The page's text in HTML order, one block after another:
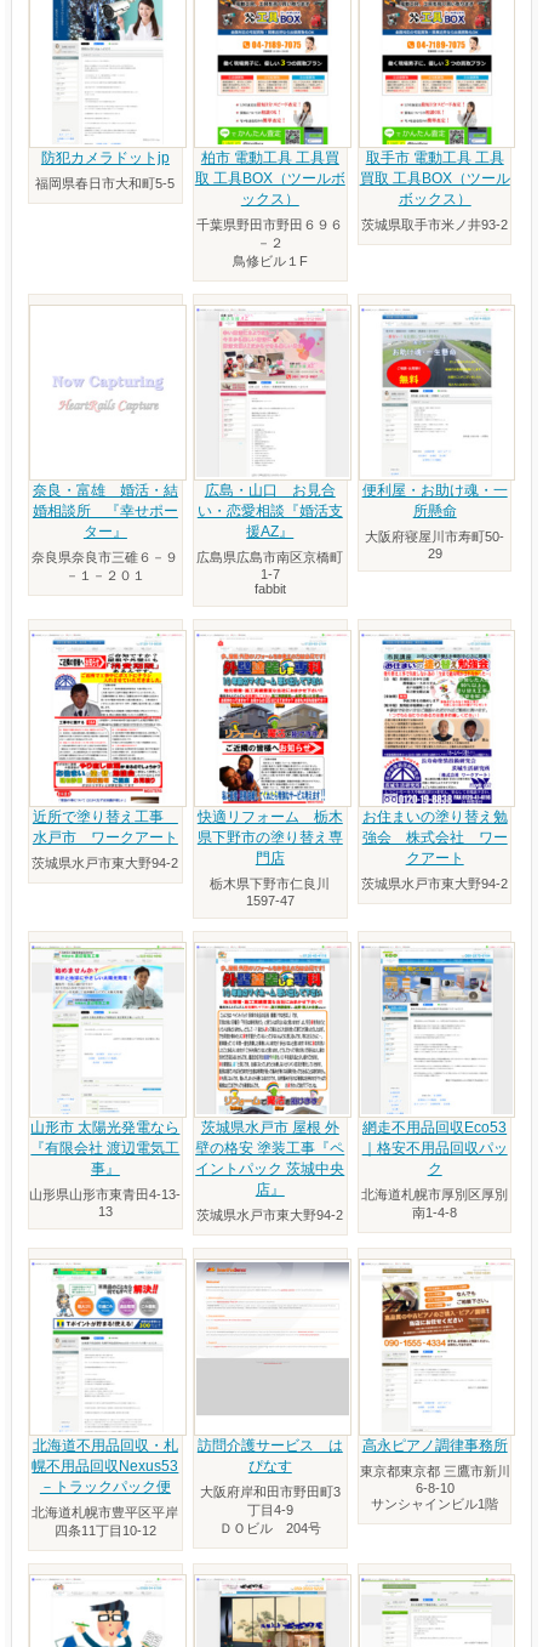
防犯カメラドットjp
福岡県春日市大和町5-5
柏市 電動工具 工具買
取 工具BOX（ツールボ
ックス）
千葉県野田市野田６９６
－２
鳥修ビル１F
取手市 電動工具 工具
買取 工具BOX（ツール
ボックス）
茨城県取手市米ノ井93-2
奈良・富雄 婚活・結
婚相談所 『幸せポー
ター』
奈良県奈良市三碓６－９
－１－２０１
広島・山口 お見合
い・恋愛相談『婚活支
援AZ』
広島県広島市南区京橋町
1-7
fabbit
便利屋・お助け魂・一
所懸命
大阪府寝屋川市寿町50-
29
近所で塗り替え工事
水戸市 ワークアート
茨城県水戸市東大野94-2
快適リフォーム 栃木
県下野市の塗り替え専
門店
栃木県下野市仁良川
1597-47
お住まいの塗り替え勉
強会 株式会社 ワー
クアート
茨城県水戸市東大野94-2
山形市 太陽光発電なら
『有限会社 渡辺電気工
事』
山形県山形市東青田4-13-
13
茨城県水戸市 屋根 外
壁の格安 塗装工事『ペ
イントパック 茨城中央
店』
茨城県水戸市東大野94-2
網走不用品回収Eco53
｜格安不用品回収パッ
ク
北海道札幌市厚別区厚別
南1-4-8
北海道不用品回収・札
幌不用品回収Nexus53
－トラックパック便
北海道札幌市豊平区平岸
四条11丁目10-12
訪問介護サービス は
ぴなす
大阪府岸和田市野田町3
丁目4-9
ＤＯビル 204号
高永ピアノ調律事務所
東京都東京都 三鷹市新川
6-8-10
サンシャインビル1階